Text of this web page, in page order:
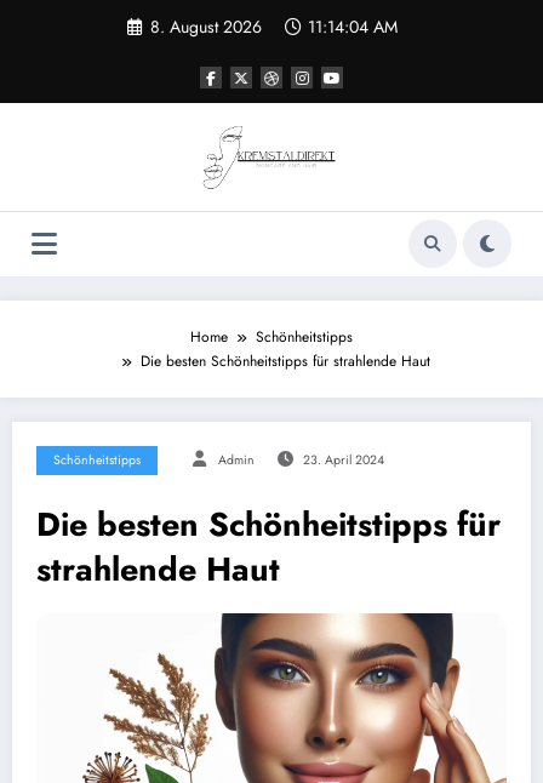
8. August 2026 11:14:04 AM
Home
Schönheitstipps
Die besten Schönheitstipps für strahlende Haut
Schönheitstipps Admin 23. April 2024
Die besten Schönheitstipps für
strahlende Haut